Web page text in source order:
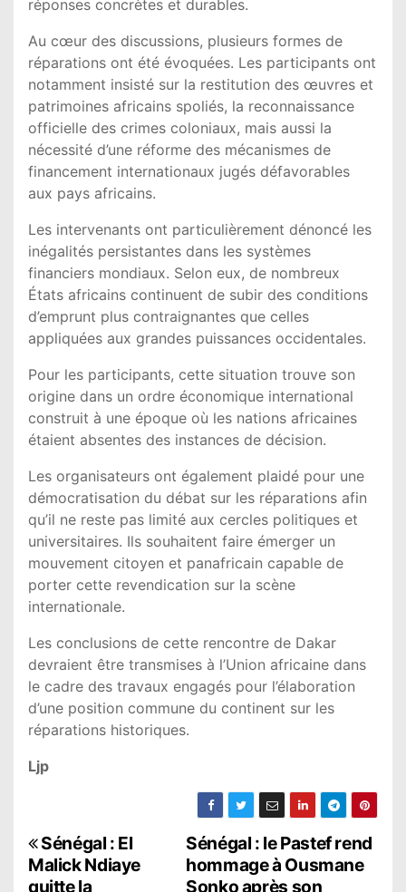
réponses concrètes et durables.
Au cœur des discussions, plusieurs formes de
réparations ont été évoquées. Les participants ont
notamment insisté sur la restitution des œuvres et
patrimoines africains spoliés, la reconnaissance
officielle des crimes coloniaux, mais aussi la
nécessité d’une réforme des mécanismes de
financement internationaux jugés défavorables
aux pays africains.
Les intervenants ont particulièrement dénoncé les
inégalités persistantes dans les systèmes
financiers mondiaux. Selon eux, de nombreux
États africains continuent de subir des conditions
d’emprunt plus contraignantes que celles
appliquées aux grandes puissances occidentales.
Pour les participants, cette situation trouve son
origine dans un ordre économique international
construit à une époque où les nations africaines
étaient absentes des instances de décision.
Les organisateurs ont également plaidé pour une
démocratisation du débat sur les réparations afin
qu’il ne reste pas limité aux cercles politiques et
universitaires. Ils souhaitent faire émerger un
mouvement citoyen et panafricain capable de
porter cette revendication sur la scène
internationale.
Les conclusions de cette rencontre de Dakar
devraient être transmises à l’Union africaine dans
le cadre des travaux engagés pour l’élaboration
d’une position commune du continent sur les
réparations historiques.
Ljp
N
a
Sénégal : le Pastef rend
hommage à Ousmane
Sonko après son
Sénégal : El
Malick Ndiaye
quitte la